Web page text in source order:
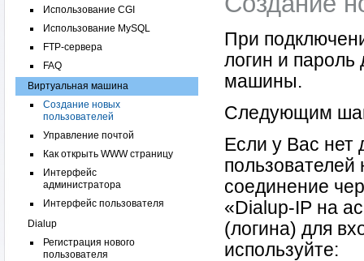
Использование CGI
Использование MySQL
FTP-сервера
FAQ
Виртуальная машина
Создание новых
пользователей
Управление почтой
Как открыть WWW страницу
Интерфейс
администратора
Интерфейс пользователя
Dialup
Регистрация нового
пользователя
При
логин и
машины.
Следующим
Если у Вас нет
соединение
«Dialup-IP на
(логина) для
используйте: